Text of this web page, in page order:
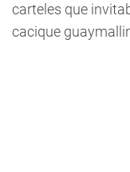
carteles que
cacique